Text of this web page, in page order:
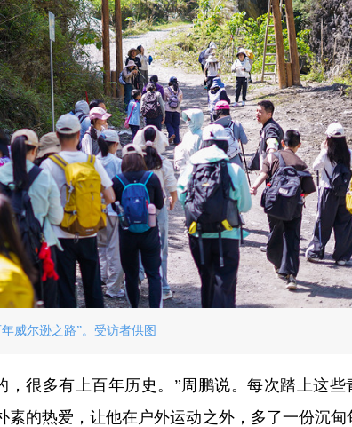
威尔逊之路”。受访者供图
很多有上百年历史。”周鹏说。每次踏上这些
的热爱，让他在户外运动之外，多了一份沉甸